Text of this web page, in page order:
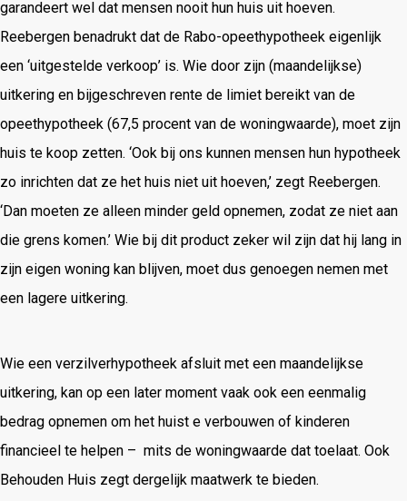
garandeert wel dat mensen nooit hun huis uit hoeven.
Reebergen benadrukt dat de Rabo-opeethypotheek eigenlijk
een ‘uitgestelde verkoop’ is. Wie door zijn (maandelijkse)
uitkering en bijgeschreven rente de limiet bereikt van de
opeethypotheek (67,5 procent van de woningwaarde), moet zijn
huis te koop zetten. ‘Ook bij ons kunnen mensen hun hypotheek
zo inrichten dat ze het huis niet uit hoeven,’ zegt Reebergen.
‘Dan moeten ze alleen minder geld opnemen, zodat ze niet aan
die grens komen.’ Wie bij dit product zeker wil zijn dat hij lang in
zijn eigen woning kan blijven, moet dus genoegen nemen met
een lagere uitkering.
Wie een verzilverhypotheek afsluit met een maandelijkse
uitkering, kan op een later moment vaak ook een eenmalig
bedrag opnemen om het huist e verbouwen of kinderen
financieel te helpen – mits de woningwaarde dat toelaat. Ook
Behouden Huis zegt dergelijk maatwerk te bieden.